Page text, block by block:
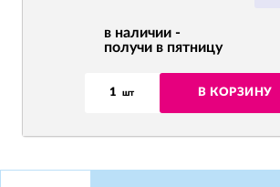
в наличии -
получи в пятницу
1 шт В КОРЗИНУ